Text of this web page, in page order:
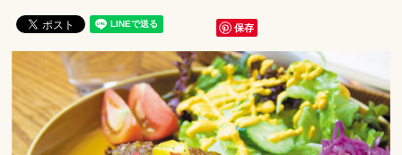
保存